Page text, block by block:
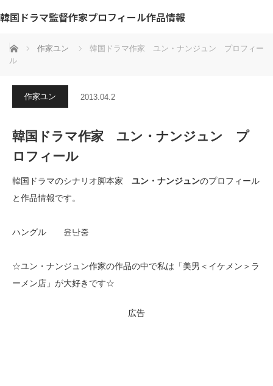
韓国ドラマ監督作家プロフィール作品情報
ホーム 作家ユン
韓国ドラマ作家 ユン・ナンジュン プロフィー
ル
作家ユン 2013.04.2
韓国ドラマ作家 ユン・ナンジュン プ
ロフィール
韓国ドラマのシナリオ脚本家 ユン・ナンジュンのプロフィール
と作品情報です。
ハングル 윤난중
☆ユン・ナンジュン作家の作品の中で私は「美男＜イケメン＞ラ
ーメン店」が大好きです☆
広告